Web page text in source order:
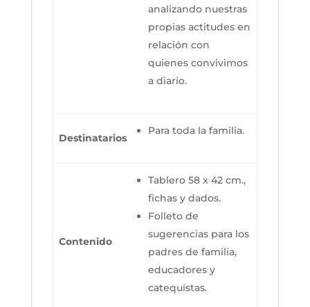
analizando nuestras
propias actitudes en
relación con
quienes convivimos
a diario.
Destinatarios
Para toda la familia.
Contenido
Tablero 58 x 42 cm.,
fichas y dados.
Folleto de
sugerencias para los
padres de familia,
educadores y
catequistas.